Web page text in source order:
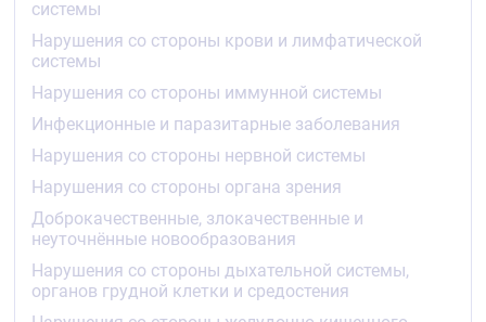
не проникает через гематоэнцефалический барьер.
Метаболизм
Метотрексат подвергается печёночному и
внутриклеточному метаболизму с образованием
фармакологически активной полиглутаминовой
формы, также ингибирующей
дигидрофолатредуктазу и синтез тимидина.
Небольшое количество полиглютамат
метотрексата может оставаться в тканях в
течение длительного периода времени. Сохранение
и пролонгирование действия активных
метаболитов препарата различаются в
зависимости от типа клеток, тканей и опухолей.
системы
Нарушения со стороны крови и лимфатической
системы
Нарушения со стороны иммунной системы
Инфекционные и паразитарные заболевания
Нарушения со стороны нервной системы
Нарушения со стороны органа зрения
Доброкачественные, злокачественные и
неуточнённые новообразования
Нарушения со стороны дыхательной системы,
органов грудной клетки и средостения